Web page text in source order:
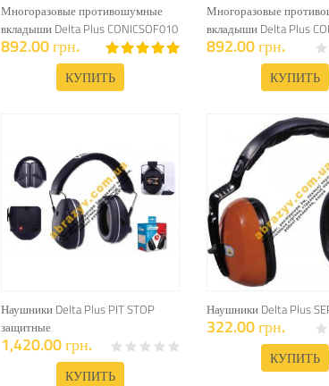
Многоразовые противошумные
вкладыши Delta Plus CONICSOF010
892.00 грн.
КУПИТЬ
Многоразовые
вкладыши Delta Plus
892.00 грн.
КУПИТЬ
Наушники Delta Plus PIT STOP
защитные
1,420.00 грн.
КУПИТЬ
Наушники Delta Plus
322.00 грн.
КУПИТЬ